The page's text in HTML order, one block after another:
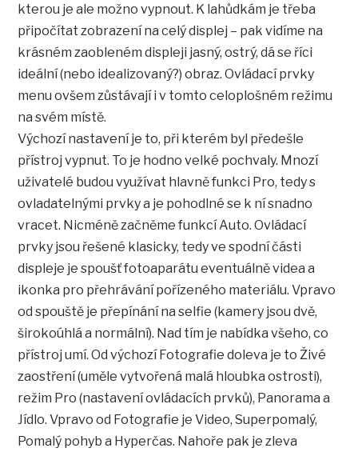
kterou je ale možno vypnout. K lahůdkám je třeba
připočítat zobrazení na celý displej – pak vidíme na
krásném zaobleném displeji jasný, ostrý, dá se říci
ideální (nebo idealizovaný?) obraz. Ovládací prvky
menu ovšem zůstávají i v tomto celoplošném režimu
na svém místě.
Výchozí nastavení je to, při kterém byl předešle
přístroj vypnut. To je hodno velké pochvaly. Mnozí
uživatelé budou využívat hlavně funkci Pro, tedy s
ovladatelnými prvky a je pohodlné se k ní snadno
vracet. Nicméně začněme funkcí Auto. Ovládací
prvky jsou řešené klasicky, tedy ve spodní části
displeje je spoušť fotoaparátu eventuálně videa a
ikonka pro přehrávání pořízeného materiálu. Vpravo
od spouště je přepínání na selfie (kamery jsou dvě,
širokoúhlá a normální). Nad tím je nabídka všeho, co
přístroj umí. Od výchozí Fotografie doleva je to Živé
zaostření (uměle vytvořená malá hloubka ostrosti),
režim Pro (nastavení ovládacích prvků), Panorama a
Jídlo. Vpravo od Fotografie je Video, Superpomalý,
Pomalý pohyb a Hyperčas. Nahoře pak je zleva